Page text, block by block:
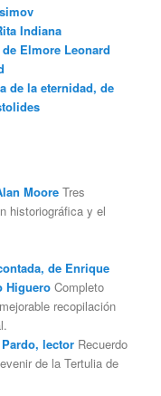
Indiana
Elmore Leonard
de la eternidad, de
MooreTres
historiográfica y el
de Enrique
HigueroCompleto
recopilación
lectorRecuerdo
de la Tertulia de